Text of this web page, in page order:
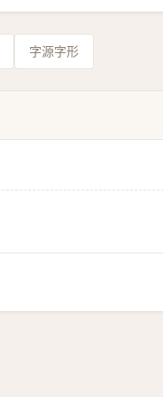
字源字形